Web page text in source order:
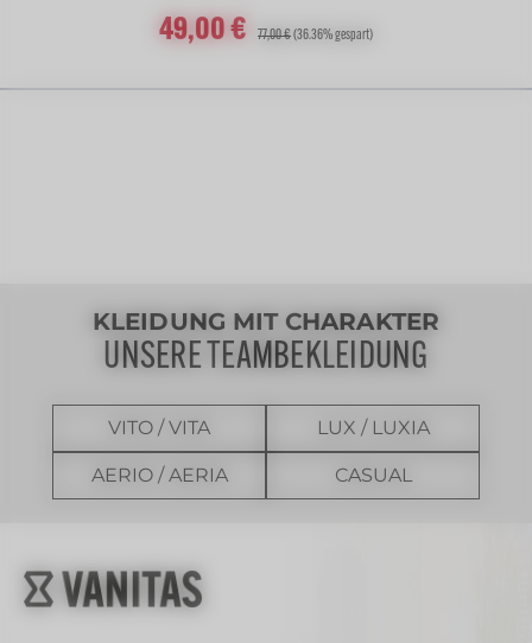
Verkaufspreis:
49,00 € Regulärer Preis:
77,00 €(36.36% gespart)
KLEIDUNG MIT CHARAKTER
UNSERE TEAMBEKLEIDUNG
VITO / VITA LUX / LUXIA
AERIO / AERIA CASUAL